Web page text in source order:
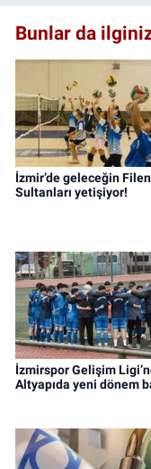
Bunlar da
İzmir’de geleceğin
Sultanları yetişiyor!
İzmirspor Gelişim
Altyapıda yeni dönem